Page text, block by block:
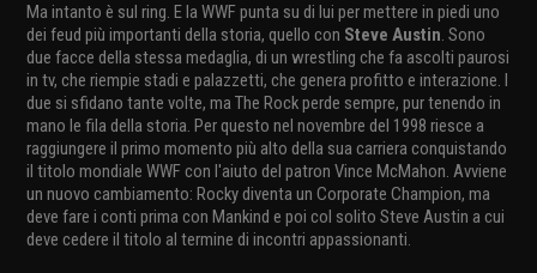
Ma intanto è sul ring. E la WWF punta su di lui per mettere in piedi uno
dei feud più importanti della storia, quello con Steve Austin. Sono
due facce della stessa medaglia, di un wrestling che fa ascolti paurosi
in tv, che riempie stadi e palazzetti, che genera profitto e interazione. I
due si sfidano tante volte, ma The Rock perde sempre, pur tenendo in
mano le fila della storia. Per questo nel novembre del 1998 riesce a
raggiungere il primo momento più alto della sua carriera conquistando
il titolo mondiale WWF con l'aiuto del patron Vince McMahon. Avviene
un nuovo cambiamento: Rocky diventa un Corporate Champion, ma
deve fare i conti prima con Mankind e poi col solito Steve Austin a cui
deve cedere il titolo al termine di incontri appassionanti.